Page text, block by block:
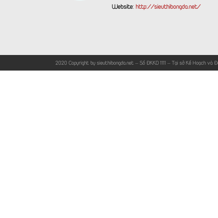
Website: http://sieuthibongda.net/
© 2020 Copyright by sieuthibongda.net – Số ĐKKD 1111 – Tại sở Kế Hoạch và